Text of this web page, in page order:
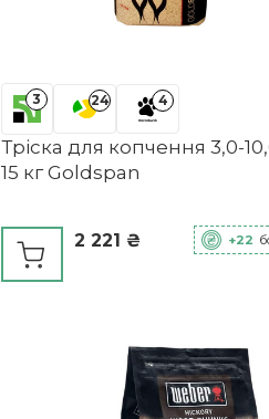
3 24 4
Тріска для копчення 3,0-
15 кг Goldspan
2 221 ₴ +22